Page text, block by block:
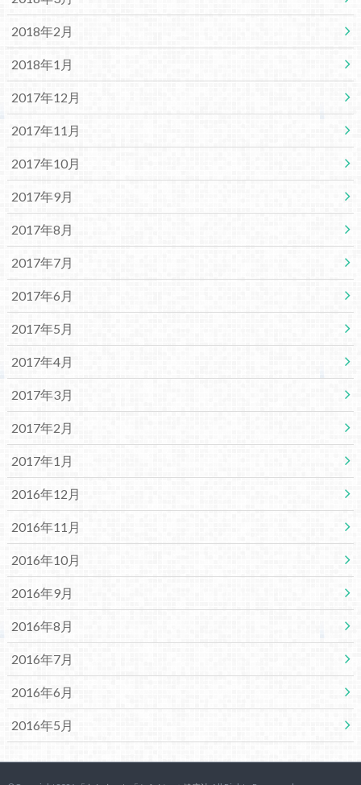
2018年2月
2018年1月
2017年12月
2017年11月
2017年10月
2017年9月
2017年8月
2017年7月
2017年6月
2017年5月
2017年4月
2017年3月
2017年2月
2017年1月
2016年12月
2016年11月
2016年10月
2016年9月
2016年8月
2016年7月
2016年6月
2016年5月